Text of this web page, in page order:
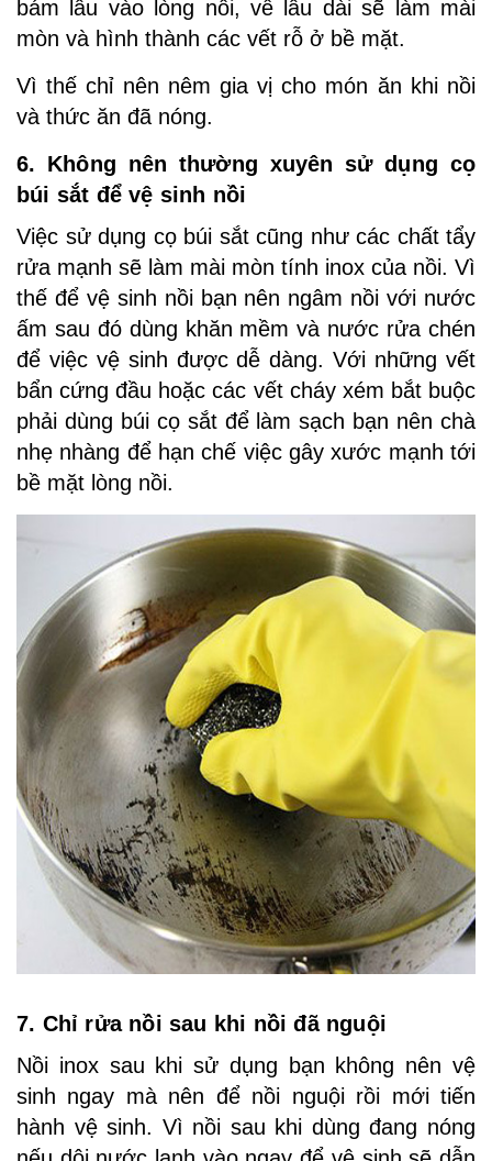
bám lâu vào lòng nồi, về lâu dài sẽ làm mài
mòn và hình thành các vết rỗ ở bề mặt.
Vì thế chỉ nên nêm gia vị cho món ăn khi nồi
và thức ăn đã nóng.
6. Không nên thường xuyên sử dụng cọ
búi sắt để vệ sinh nồi
Việc sử dụng cọ búi sắt cũng như các chất tẩy
rửa mạnh sẽ làm mài mòn tính inox của nồi. Vì
thế để vệ sinh nồi bạn nên ngâm nồi với nước
ấm sau đó dùng khăn mềm và nước rửa chén
để việc vệ sinh được dễ dàng. Với những vết
bẩn cứng đầu hoặc các vết cháy xém bắt buộc
phải dùng búi cọ sắt để làm sạch bạn nên chà
nhẹ nhàng để hạn chế việc gây xước mạnh tới
bề mặt lòng nồi.
7. Chỉ rửa nồi sau khi nồi đã nguội
Nồi inox sau khi sử dụng bạn không nên vệ
sinh ngay mà nên để nồi nguội rồi mới tiến
hành vệ sinh. Vì nồi sau khi dùng đang nóng